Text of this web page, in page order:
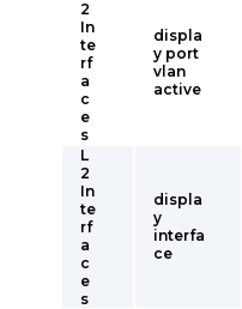
2
In
te
rf
a
c
e
s
displa
y port
vlan
active
L
2
In
te
rf
a
c
e
s
displa
y
interfa
ce